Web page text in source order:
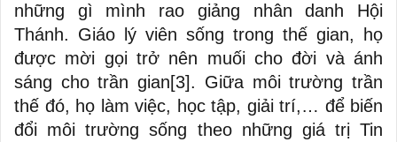
những gì mình rao giảng nhân danh Hội
Thánh. Giáo lý viên sống trong thế gian, họ
được mời gọi trở nên muối cho đời và ánh
sáng cho trần gian[3]. Giữa môi trường trần
thế đó, họ làm việc, học tập, giải trí,… để biến
đổi môi trường sống theo những giá trị Tin